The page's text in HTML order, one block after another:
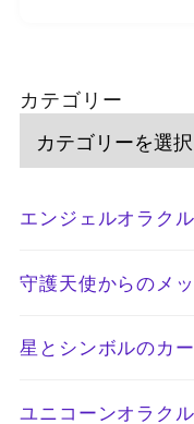
カテゴリー
エンジェルオラクル
守護天使からのメ
星とシンボルのカ
ユニコーンオラクル